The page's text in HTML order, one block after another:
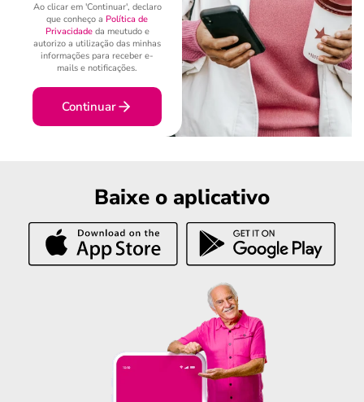
Ao clicar em 'Continuar', declaro
que conheço a Política de
Privacidadeda meutudo e
autorizo a utilização das minhas
informações para receber e-
mails e notificações.
Continuar
Baixe o aplicativo